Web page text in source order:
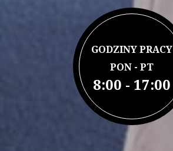
GODZINY PRACY
PON - PT
8:00 - 17:00